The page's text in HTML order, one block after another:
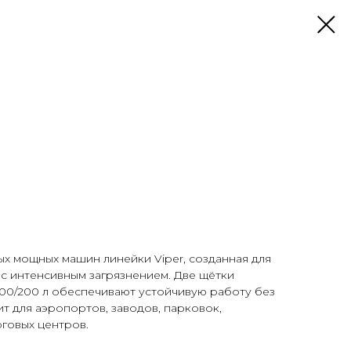
мощных машин линейки Viper, созданная для
загрязнением. Две щётки
200 л обеспечивают устойчивую работу без
для аэропортов, заводов, парковок,
центров.